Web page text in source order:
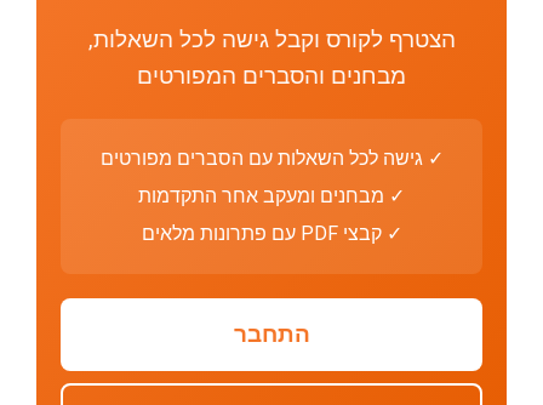
הצטרף לקורס וקבל גישה לכל השאלות,
מבחנים והסברים המפורטים
✓ גישה לכל השאלות עם הסברים מפורטים
✓ מבחנים ומעקב אחר התקדמות
✓ קבצי PDF עם פתרונות מלאים
התחבר